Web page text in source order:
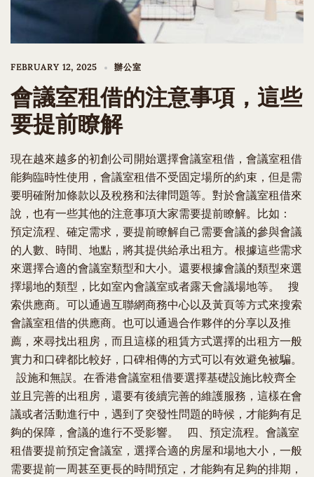
FEBRUARY 12, 2025 辦公室
會議室租借的注意事項，這些
要提前瞭解
現在越來越多的初創公司開始選擇會議室租借，會議室租借
能夠臨時性使用，會議室租借不受固定場所的約束，但是需
要明確附加條款以及稅務和法律問題等。對於會議室租借來
說，也有一些其他的注意事項大家需要提前瞭解。比如：
預定流程、確定需求，要提前瞭解自己需要會議的參與會議
的人數、時間、地點，將其提供給承出租方。根據這些需求
來選擇合適的會議室類型和大小。還要根據會議的類型來選
擇場地的類型，比如室內會議室或者露天會議場地等。 搜
索供應商。可以通過互聯網商務中心以及黃頁等方式來搜索
會議室租借的供應商。也可以通過合作夥伴的分享以及推
薦，來尋找出租房，而且這樣的租賃方式選擇的出租方一般
實力和口碑都比較好，口碑相傳的方式可以有效避免被騙。
設施和無誤。在香港會議室租借要選擇基礎設施比較齊全
並且完善的出租房，還要有後續完善的維護服務，這樣在會
議或者活動進行中，遇到了突發性問題的時候，才能夠有足
夠的保障，會議的進行不受影響。 四、預定流程。會議室
租借要提前預定會議室，選擇合適的房屋和場地大小，一般
需要提前一周甚至更長的時間預定，才能夠有足夠的排期，